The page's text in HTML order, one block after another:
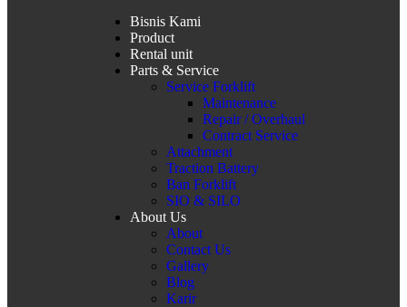
Bisnis Kami
Product
Rental unit
Parts & Service
Service Forklift
Maintenance
Repair / Overhaul
Contract Service
Attachment
Traction Battery
Ban Forklift
SIO & SILO
About Us
About
Contact Us
Gallery
Blog
Karir